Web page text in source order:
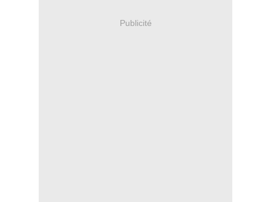
Publicité